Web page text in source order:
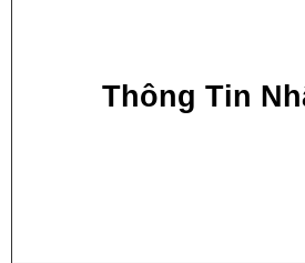
Thông Tin